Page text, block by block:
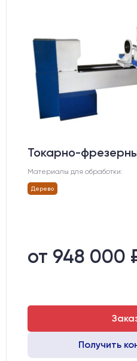
Токарно-
Материалы для обработки:
Дерево
от 948 000
Получить